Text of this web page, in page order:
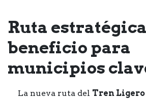
Ruta
beneficio para
municipios
La nueva ruta del Tren Ligero